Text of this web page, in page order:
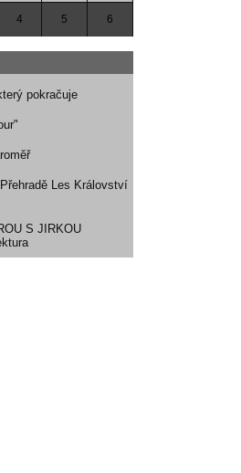
4 5 6
pokračuje
Les Království
S JIRKOU